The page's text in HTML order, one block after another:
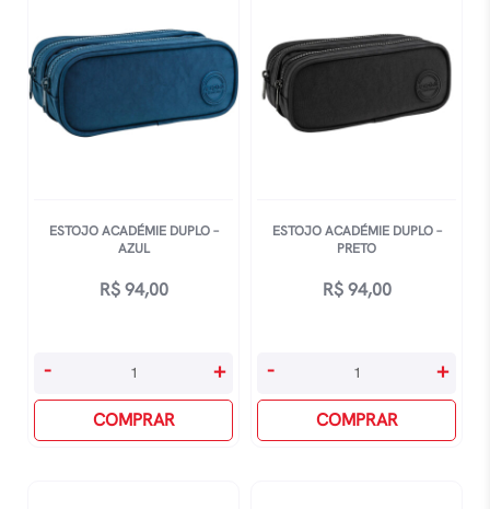
quantidade
quantidade
ESTOJO ACADÉMIE DUPLO –
AZUL
R$94,00
Estojo
-
- +
COMPRAR
ESTOJO ACADÉMIE DUPLO –
PRETO
R$94,00
Estojo
-
- +
COMPRAR